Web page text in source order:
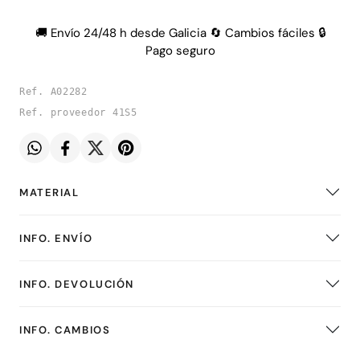
🚚 Envío 24/48 h desde Galicia 🔄 Cambios fáciles 🔒
Pago seguro
Ref. A02282
Ref. proveedor 41S5
MATERIAL
INFO. ENVÍO
INFO. DEVOLUCIÓN
INFO. CAMBIOS